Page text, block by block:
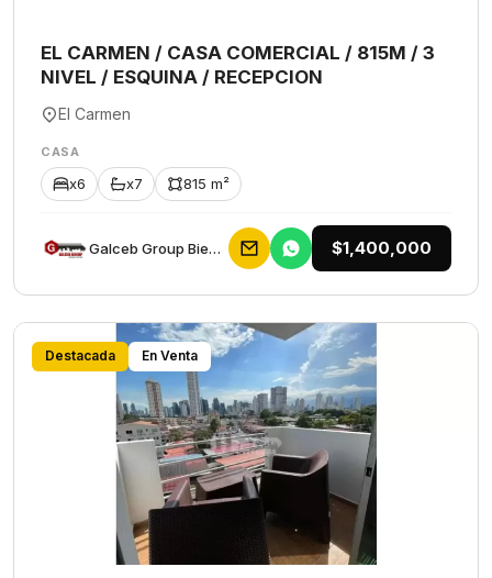
EL CARMEN / CASA COMERCIAL / 815M / 3
NIVEL / ESQUINA / RECEPCION
El Carmen
CASA
x6 x7 815 m²
Galceb Group Bienes Raices $1,400,000
Destacada En Venta